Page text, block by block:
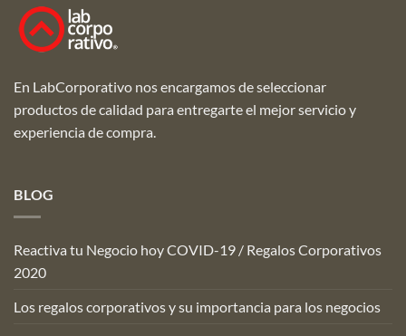
En LabCorporativo nos encargamos de seleccionar
productos de calidad para entregarte el mejor servicio y
experiencia de compra.
BLOG
Reactiva tu Negocio hoy COVID-19 / Regalos Corporativos
2020
Los regalos corporativos y su importancia para los negocios